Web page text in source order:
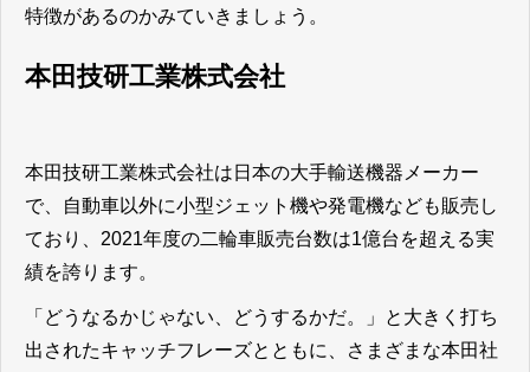
特徴があるのかみていきましょう。
本田技研工業株式会社
本田技研工業株式会社は日本の大手輸送機器メーカー
で、自動車以外に小型ジェット機や発電機なども販売し
ており、2021年度の二輪車販売台数は1億台を超える実
績を誇ります。
「どうなるかじゃない、どうするかだ。」と大きく打ち
出されたキャッチフレーズとともに、さまざまな本田社